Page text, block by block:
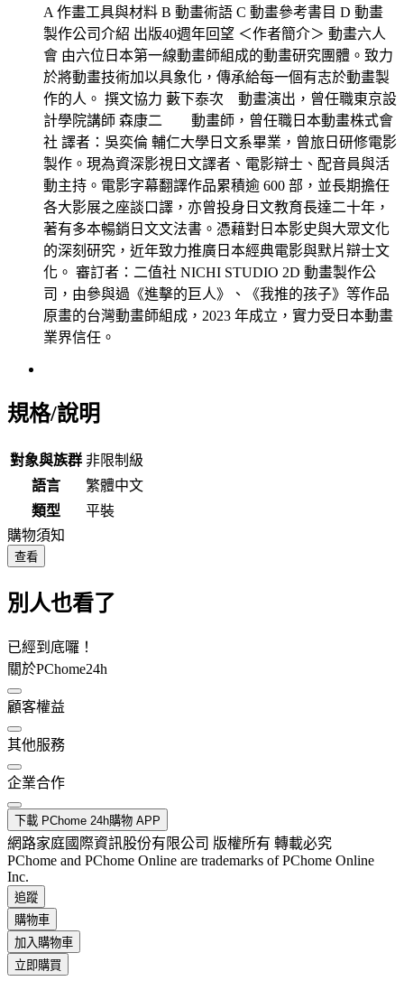
A 作畫工具與材料 B 動畫術語 C 動畫參考書目 D 動畫
製作公司介紹 出版40週年回望 ＜作者簡介＞ 動畫六人
會 由六位日本第一線動畫師組成的動畫研究團體。致力
於將動畫技術加以具象化，傳承給每一個有志於動畫製
作的人。 撰文協力 藪下泰次 動畫演出，曾任職東京設
計學院講師 森康二 動畫師，曾任職日本動畫株式會
社 譯者：吳奕倫 輔仁大學日文系畢業，曾旅日研修電影
製作。現為資深影視日文譯者、電影辯士、配音員與活
動主持。電影字幕翻譯作品累積逾 600 部，並長期擔任
各大影展之座談口譯，亦曾投身日文教育長達二十年，
著有多本暢銷日文文法書。憑藉對日本影史與大眾文化
的深刻研究，近年致力推廣日本經典電影與默片辯士文
化。 審訂者：二值社 NICHI STUDIO 2D 動畫製作公
司，由參與過《進擊的巨人》、《我推的孩子》等作品
原畫的台灣動畫師組成，2023 年成立，實力受日本動畫
業界信任。
規格/說明
對象與族群 非限制級
語言
繁體中文
類型
平裝
購物須知
查看
別人也看了
已經到底囉！
關於PChome24h
顧客權益
其他服務
企業合作
下載 PChome 24h購物 APP
網路家庭國際資訊股份有限公司 版權所有 轉載必究
PChome and PChome Online are trademarks of PChome Online
Inc.
追蹤
購物車
加入購物車
立即購買